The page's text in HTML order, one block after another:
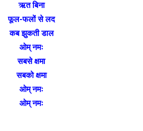
ऋत बिना
फूल-फलों से लद
कब झुकती डाल
ओम् नमः
सबसे क्षमा
सबको क्षमा
ओम् नमः
ओम् नमः